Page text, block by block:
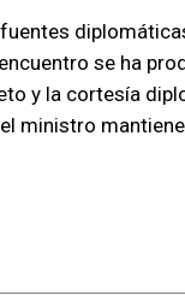
se ha
y la cortesía
ministro